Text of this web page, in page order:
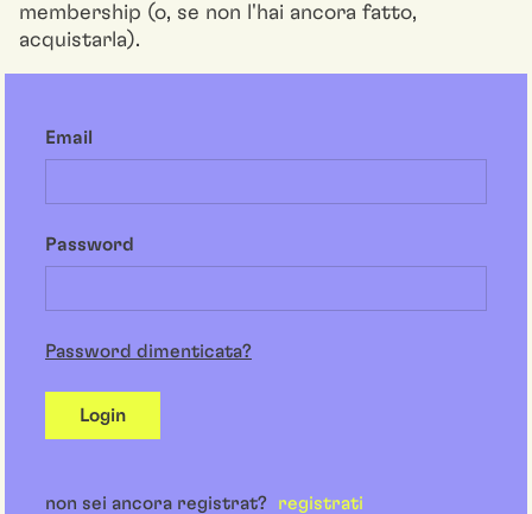
membership (o, se non l'hai ancora fatto,
acquistarla).
Email
Password
Password dimenticata?
Login
non sei ancora registrat? registrati